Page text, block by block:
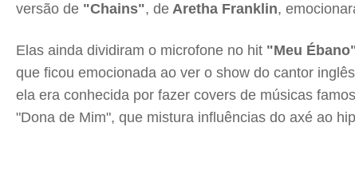
versão de "Chains", de Aretha Franklin,
Elas ainda dividiram o microfone no hit "Meu
que ficou emocionada ao ver o show do cantor inglês
ela era conhecida por fazer covers de músicas
"Dona de Mim", que mistura influências do axé ao